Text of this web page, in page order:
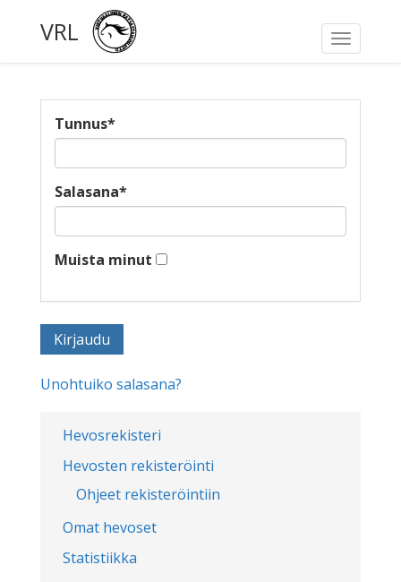
Toggle
VRL
Hevosrekisteri
Hevosten rekisteröinti
Ohjeet rekisteröintiin
Omat hevoset
Statistiikka
Tunnus*
Salasana*
Muista minut
Unohtuiko salasana?